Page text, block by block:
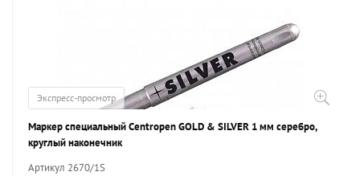
Экспресс-просмотр
Маркер специальный Centropen GOLD & SILVER 1 мм серебро,
круглый наконечник
Артикул 2670/1S